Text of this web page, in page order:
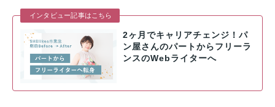
インタビュー記事はこちら
2ヶ月でキャリアチェンジ！パ
ン屋さんのパートからフリーラ
ンスのWebライターへ